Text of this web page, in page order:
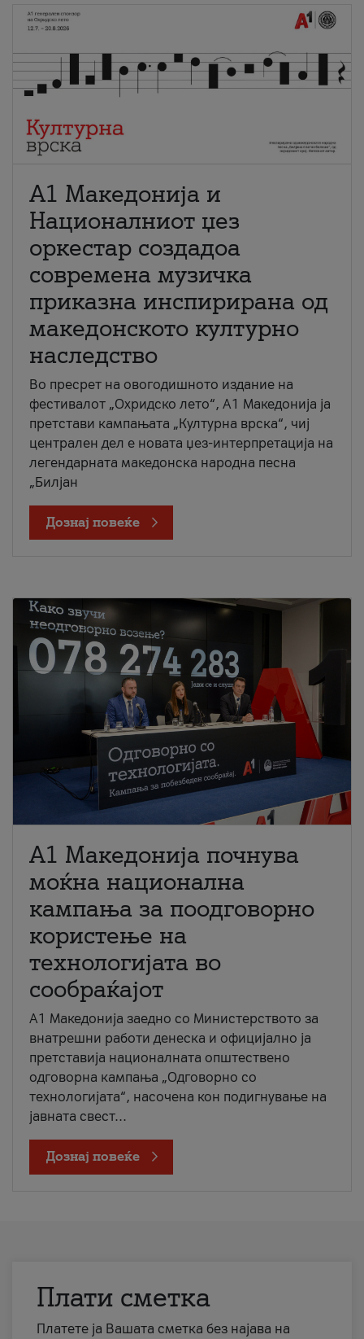
А1 Македонија и
Националниот џез
оркестар создадоа
современа музичка
приказна инспирирана од
македонското културно
наследство
Во пресрет на овогодишното издание на
фестивалот „Охридско лето“, А1 Македонија ја
претстави кампањата „Културна врска“, чиј
централен дел е новата џез-интерпретација на
легендарната македонска народна песна
„Билјан
Дознај повеќе
A1 Македонија почнува
моќна национална
кампања за поодговорно
користење на
технологијата во
сообраќајот
A1 Македонија заедно со Министерството за
внатрешни работи денеска и официјално ја
претставија националната општествено
одговорна кампања „Одговорно со
технологијата“, насочена кон подигнување на
јавната свест...
Дознај повеќе
Плати сметка
Платете ја Вашата сметка без најава на